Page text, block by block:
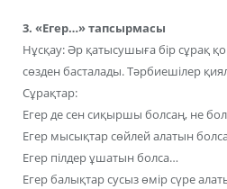
3. «Егер…» тапсырмасы
Нұсқау: Әр қатысушыға бір сұрақ
сөзден басталады. Тәрбиешілер
Сұрақтар:
Егер де сен сиқыршы болсаң, не
Егер мысықтар сөйлей алатын
Егер пілдер ұшатын болса…
Егер балықтар сусыз өмір сүре